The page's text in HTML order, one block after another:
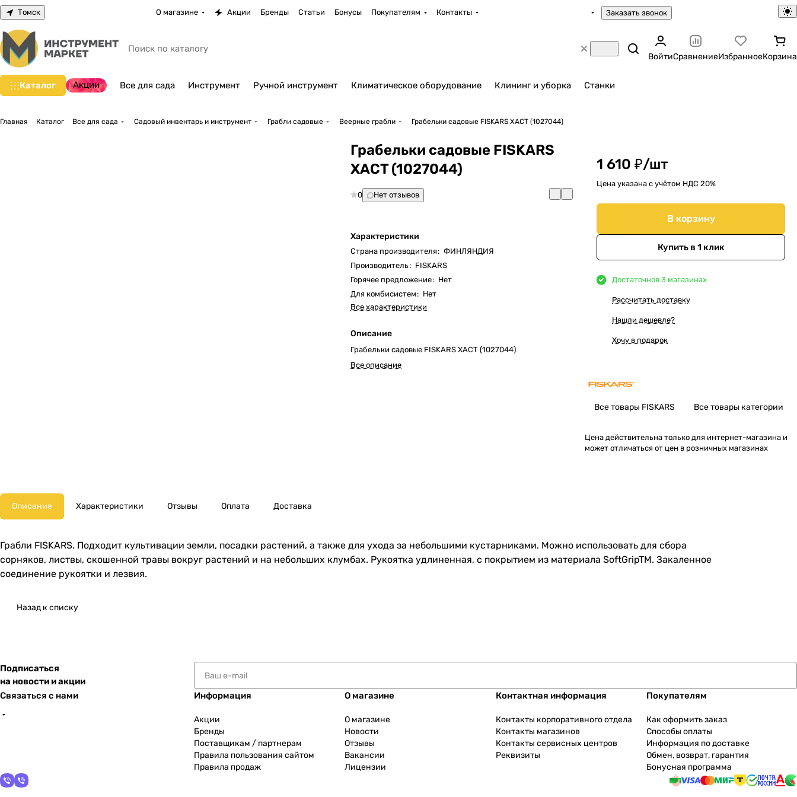
Томск О магазине Акции Бренды Статьи Бонусы Покупателям Контакты Заказать звонок
ВойтиСравнениеИзбранноеКорзина
Каталог Акции Все для сада Инструмент Ручной инструмент Климатическое оборудование Клининг и уборка Станки
Главная Каталог Все для сада Садовый инвентарь и инструмент Грабли садовые Веерные грабли Грабельки садовые FISKARS XACT (1027044)
Грабельки садовые FISKARS
XACT (1027044)
0 Нет отзывов
Характеристики
Страна производителя: ФИНЛЯНДИЯ
Производитель: FISKARS
Горячее предложение: Нет
Для комбисистем: Нет
Все характеристики
Описание
Грабельки садовые FISKARS XACT (1027044)
Все описание
1 610 ₽/шт
Цена указана с учётом НДС 20%
В корзину
Купить в 1 клик
Достаточнов 3 магазинах
Рассчитать доставку
Нашли дешевле?
Хочу в подарок
Все товары FISKARS Все товары категории
Цена действительна только для интернет-магазина и
может отличаться от цен в розничных магазинах
Описание Характеристики Отзывы Оплата Доставка
Грабли FISKARS. Подходит культивации земли, посадки растений, а также для ухода за небольшими кустарниками. Можно использовать для сбора
сорняков, листвы, скошенной травы вокруг растений и на небольших клумбах. Рукоятка удлиненная, с покрытием из материала SoftGripTM. Закаленное
соединение рукоятки и лезвия.
Назад к списку
Подписаться
на новости и акции
Связаться с нами
Информация
Акции
Бренды
Поставщикам / партнерам
Правила пользования сайтом
Правила продаж
О магазине
О магазине
Новости
Отзывы
Вакансии
Лицензии
Контактная информация
Контакты корпоративного отдела
Контакты магазинов
Контакты сервисных центров
Реквизиты
Покупателям
Как оформить заказ
Способы оплаты
Информация по доставке
Обмен, возврат, гарантия
Бонусная программа